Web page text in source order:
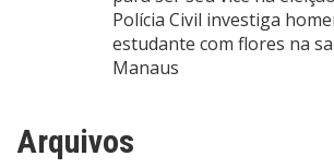
Polícia Civil investiga
estudante com flores na
Manaus
Arquivos